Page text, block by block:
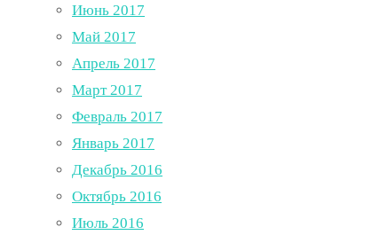
Июнь 2017
Май 2017
Апрель 2017
Март 2017
Февраль 2017
Январь 2017
Декабрь 2016
Октябрь 2016
Июль 2016